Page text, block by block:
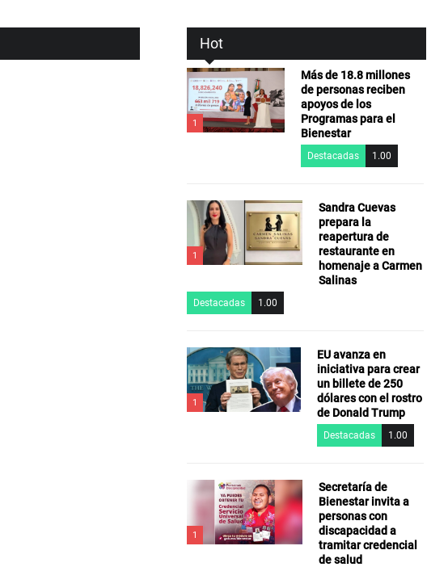
Hot
1
Más de 18.8 millones
de personas reciben
apoyos de los
Programas para el
Bienestar
Destacadas 1.00
1
Sandra Cuevas
prepara la
reapertura de
restaurante en
homenaje a Carmen
Salinas
Destacadas 1.00
1
EU avanza en
iniciativa para crear
un billete de 250
dólares con el rostro
de Donald Trump
Destacadas 1.00
1
Secretaría de
Bienestar invita a
personas con
discapacidad a
tramitar credencial
de salud